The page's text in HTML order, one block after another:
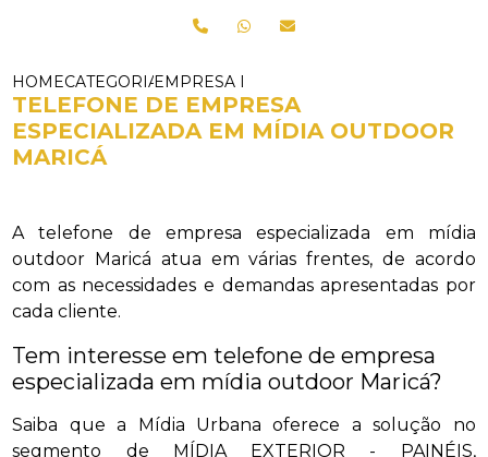
HOMECATEGORIASEMPRESA DE MIDIAS
TELEFONE DE EMPRESA
ESPECIALIZADA EM MÍDIA OUTDOOR
MARICÁ
A telefone de empresa especializada em mídia
outdoor Maricá atua em várias frentes, de acordo
com as necessidades e demandas apresentadas por
cada cliente.
Tem interesse em telefone de empresa
especializada em mídia outdoor Maricá?
Saiba que a Mídia Urbana oferece a solução no
segmento de MÍDIA EXTERIOR - PAINÉIS,